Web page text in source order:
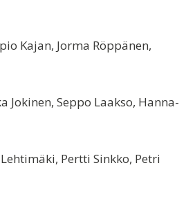
Kajan, Jorma Röppänen,
Jokinen, Seppo Laakso, Hanna-
Pertti Sinkko, Petri